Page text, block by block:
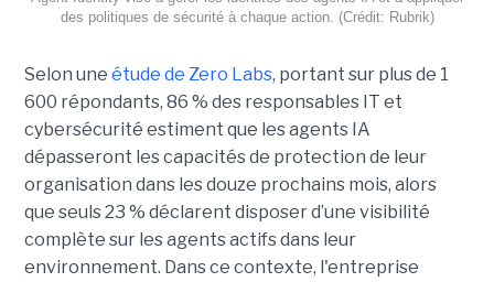
des politiques de sécurité à chaque action. (Crédit: Rubrik)
Selon une étude de Zero Labs, portant sur plus de 1
600 répondants, 86 % des responsables IT et
cybersécurité estiment que les agents IA
dépasseront les capacités de protection de leur
organisation dans les douze prochains mois, alors
que seuls 23 % déclarent disposer d’une visibilité
complète sur les agents actifs dans leur
environnement. Dans ce contexte, l'entreprise